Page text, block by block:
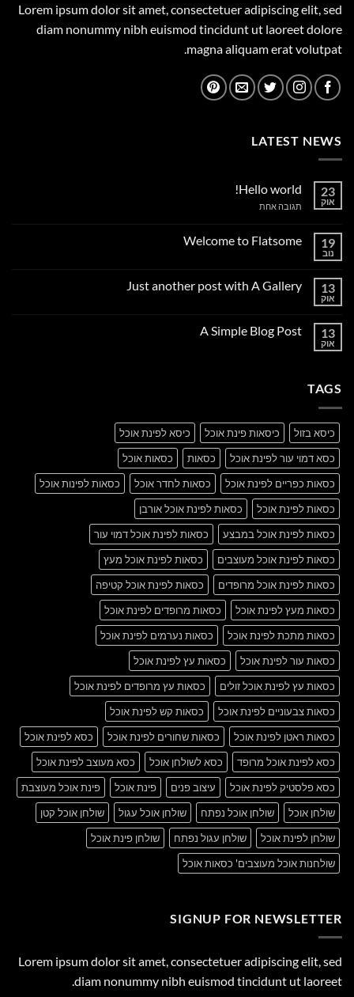
Lorem ipsum dolor sit amet, consectetuer adipiscing elit, sed
diam nonummy nibh euismod tincidunt ut laoreet dolore
magna aliquam erat volutpat.
LATEST NEWS
23
אוק
Hello world!
תגובה אחתעל
19
נוב
Welcome to Flatsome
Welcome
13
אוק
Just another post with A Gallery
Just
13
אוק
A Simple Blog Post
TAGS
כיסא בזול כיסאות פינת אוכל
כיסא לפינת אוכל
כסא דמוי עור לפינת אוכל
כסאות
כסאות אוכל
כסאות כפריים לפינת אוכל
כסאות לחדר אוכל
כסאות לפינות אוכל
כסאות לפינת אוכל
כסאות לפינת אוכל אורבן
כסאות לפינת אוכל במבצע
כסאות לפינת אוכל דמוי עור
כסאות לפינת אוכל מעוצבים
כסאות לפינת אוכל מעץ
כסאות לפינת אוכל מרופדים
כסאות לפינת אוכל קטיפה
כסאות מעץ לפינת אוכל
כסאות מרופדים לפינת אוכל
כסאות מתכת לפינת אוכל
כסאות נערמים לפינת אוכל
כסאות עור לפינת אוכל
כסאות עץ לפינת אוכל
כסאות עץ לפינת אוכל זולים
כסאות עץ מרופדים לפינת אוכל
כסאות צבעוניים לפינת אוכל
כסאות קש לפינת אוכל
כסאות ראטן לפינת אוכל
כסאות שחורים לפינת אוכל
כסא לפינת אוכל
כסא לפינת אוכל מרופד
כסא לשולחן אוכל
כסא מעוצב לפינת אוכל
כסא פלסטיק לפינת אוכל
עיצוב פנים פינת אוכל
פינת אוכל מעוצבת
שולחן אוכל
שולחן אוכל נפתח שולחן אוכל עגול
שולחן אוכל קטן
שולחן לפינת אוכל
שולחן עגול נפתח
שולחן פינת אוכל
שולחנות אוכל מעוצבים' כסאות אוכל
SIGNUP FOR NEWSLETTER
Lorem ipsum dolor sit amet, consectetuer adipiscing elit, sed
diam nonummy nibh euismod tincidunt ut laoreet.